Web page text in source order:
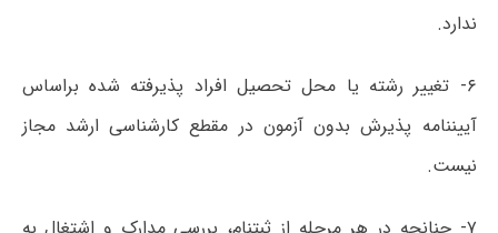
ندارد.
۶- تغییر رشته یا محل تحصیل افراد پذیرفته شده براساس
آییننامه پذیرش بدون آزمون در مقطع کارشناسی ارشد مجاز
نیست.